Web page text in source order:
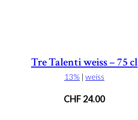
Tre Talenti weiss – 75 cl
13% | weiss
CHF 24.00